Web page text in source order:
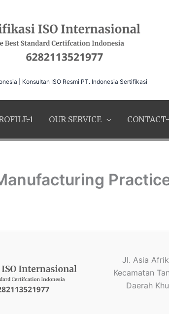
| Konsultan ISO Resmi PT. Indonesia Sertifikasi
1 OUR SERVICE
Jl. Asia
Kecamatan
Daerah